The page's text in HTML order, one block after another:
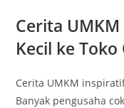
Cerita
Kecil ke
Cerita UMKM
Banyak pengusaha